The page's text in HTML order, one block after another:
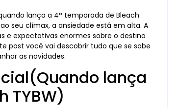
lança a 4° temporada de Bleach
seu clímax, a ansiedade está em alta. A
e expectativas enormes sobre o destino
post você vai descobrir tudo que se sabe
as novidades.
lança
TYBW)